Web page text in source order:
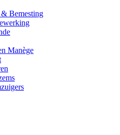
Bemesting
Manège